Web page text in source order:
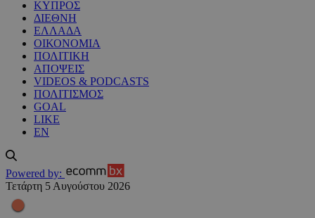
ΚΥΠΡΟΣ
ΔΙΕΘΝΗ
ΕΛΛΑΔΑ
ΟΙΚΟΝΟΜΙΑ
ΠΟΛΙΤΙΚΗ
ΑΠΟΨΕΙΣ
VIDEOS & PODCASTS
ΠΟΛΙΤΙΣΜΟΣ
GOAL
LIKE
EN
Powered by:
Τετάρτη 5 Αυγούστου 2026